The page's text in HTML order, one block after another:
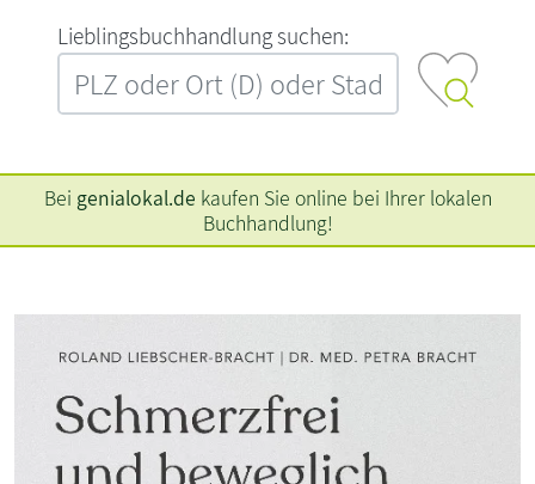
L‍i‍e‍b‍l‍i‍n‍g‍s‍b‍u‍c‍h‍h‍a‍n‍d‍l‍u‍n‍g‍ ‍s‍u‍c‍h‍e‍n‍:‍
Bei genialokal.de kaufen Sie online bei Ihrer lokalen
Buchhandlung!